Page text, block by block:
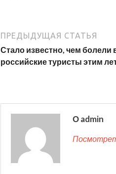
ПРЕДЫДУЩАЯ СТАТЬЯ
Стало известно, чем болели
российские туристы этим
О admin